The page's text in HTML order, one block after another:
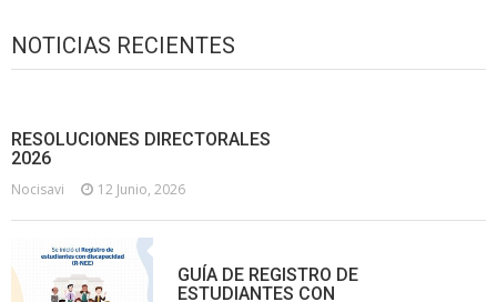
NOTICIAS RECIENTES
RESOLUCIONES DIRECTORALES
2026
Nocisavi 12 Junio, 2026
GUÍA DE REGISTRO DE
ESTUDIANTES CON